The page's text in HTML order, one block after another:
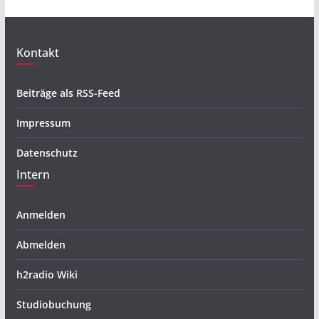
Kontakt
Beiträge als RSS-Feed
Impressum
Datenschutz
Intern
Anmelden
Abmelden
h2radio Wiki
Studiobuchung